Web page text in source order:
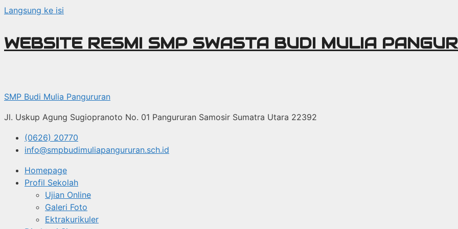
Langsung ke isi
WEBSITE RESMI SMP SWASTA BUDI MULIA
SMP Budi Mulia Pangururan
Jl. Uskup Agung Sugiopranoto No. 01 Pangururan Samosir Sumatra Utara 22392
(0626) 20770
info@smpbudimuliapangururan.sch.id
Homepage
Profil Sekolah
Ujian Online
Galeri Foto
Ektrakurikuler